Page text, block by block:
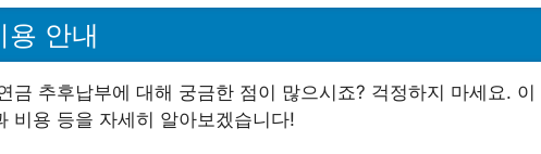
안내
금 추후납부에 대해 궁금한 점이 많으시죠? 걱정하지 마세요. 이
비용 등을 자세히 알아보겠습니다!